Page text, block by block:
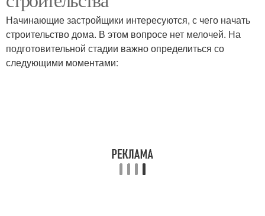
Начинающие застройщики интересуются, с чего начать
строительство дома. В этом вопросе нет мелочей. На
подготовительной стадии важно определиться со
следующими моментами: